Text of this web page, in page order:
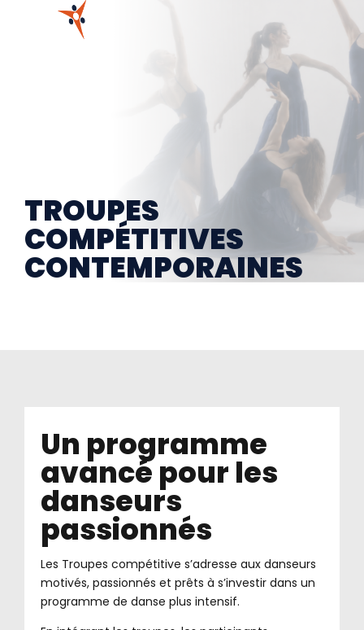
TROUPES
COMPÉTITIVES
CONTEMPORAINES
Un programme
avancé pour les
danseurs
passionnés
Les Troupes compétitive s’adresse aux danseurs
motivés, passionnés et prêts à s’investir dans un
programme de danse plus intensif.